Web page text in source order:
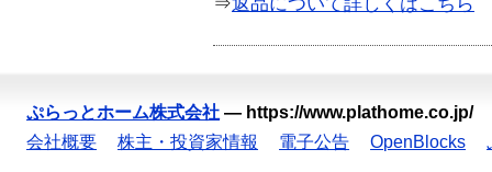
⇒返品について詳しくはこちら
ぷらっとホーム株式会社 — https://www.plathome.co.jp/
会社概要
株主・投資家情報 電子公告 OpenBlocks